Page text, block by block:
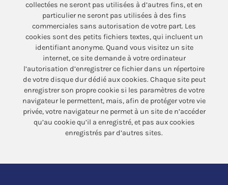
collectées ne seront pas utilisées à d’autres fins, et en
particulier ne seront pas utilisées à des fins
commerciales sans autorisation de votre part. Les
cookies sont des petits fichiers textes, qui incluent un
identifiant anonyme. Quand vous visitez un site
internet, ce site demande à votre ordinateur
l’autorisation d’enregistrer ce fichier dans un répertoire
de votre disque dur dédié aux cookies. Chaque site peut
enregistrer son propre cookie si les paramètres de votre
navigateur le permettent, mais, afin de protéger votre vie
privée, votre navigateur ne permet à un site de n’accéder
qu’au cookie qu’il a enregistré, et pas aux cookies
enregistrés par d’autres sites.